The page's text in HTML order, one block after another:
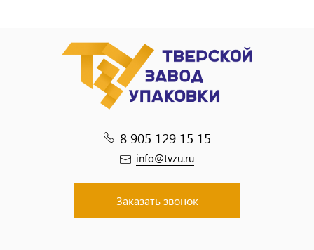
8 905 129 15 15
info@tvzu.ru
Заказать звонок